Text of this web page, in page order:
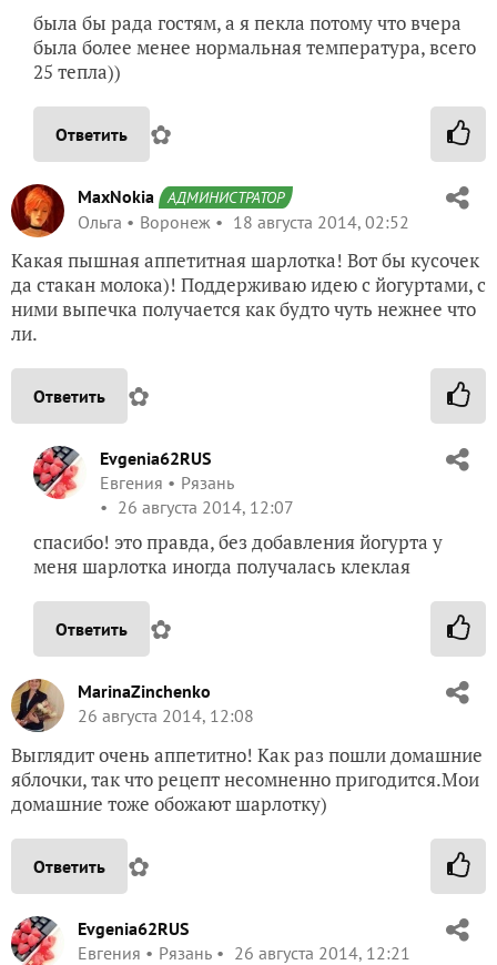
была бы рада гостям, а я пекла потому что вчера
была более менее нормальная температура, всего
25 тепла))
Ответить ✿
MaxNokia АДМИНИСТРАТОР
Ольга Воронеж 18 августа 2014, 02:52
Какая пышная аппетитная шарлотка! Вот бы кусочек
да стакан молока)! Поддерживаю идею с йогуртами, с
ними выпечка получается как будто чуть нежнее что
ли.
Ответить ✿
Evgenia62RUS
Евгения
Рязань
26 августа 2014, 12:07
спасибо! это правда, без добавления йогурта у
меня шарлотка иногда получалась клеклая
Ответить ✿
MarinaZinchenko
26 августа 2014, 12:08
Выглядит очень аппетитно! Как раз пошли домашние
яблочки, так что рецепт несомненно пригодится.Мои
домашние тоже обожают шарлотку)
Ответить ✿
Evgenia62RUS
Евгения
Рязань 26 августа 2014, 12:21